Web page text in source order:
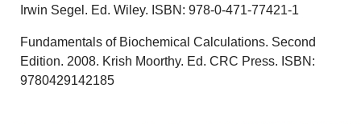
Irwin Segel. Ed. Wiley. ISBN: 978-0-471-77421-1
Fundamentals of Biochemical Calculations. Second
Edition. 2008. Krish Moorthy. Ed. CRC Press. ISBN:
9780429142185